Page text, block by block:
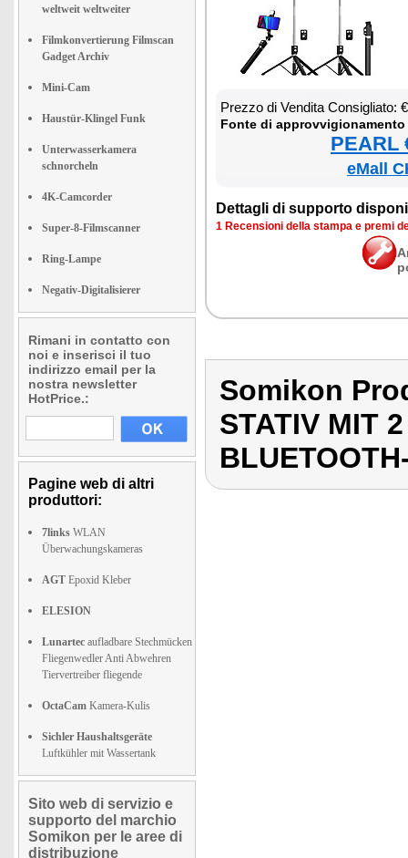
weltweit weltweiter
Filmkonvertierung Filmscan
Gadget Archiv
Mini-Cam
Haustür-Klingel Funk
Unterwasserkamera
schnorcheln
4K-Camcorder
Super-8-Filmscanner
Ring-Lampe
Negativ-Digitalisierer
Rimani in contatto con
noi e inserisci il tuo
indirizzo email per la
nostra newsletter
HotPrice.:
Pagine web di altri
produttori:
7links WLAN
Überwachungskameras
AGT Epoxid Kleber
ELESION
Lunartec aufladbare Stechmücken
Fliegenwedler Anti Abwehren
Tiervertreiber fliegende
OctaCam Kamera-Kulis
Sichler Haushaltsgeräte
Luftkühler mit Wassertank
Sito web di servizio e
supporto del marchio
Somikon per le aree di
distribuzione
Prez­zo di Ven­di­ta Con­si­glia­to:
Fon­te di
PEARL
eMall
Det­ta­gli di sup­por­to
1 Re­cen­sio­ni del­la stam­pa e pre­mi
Somikon
STATIV MIT